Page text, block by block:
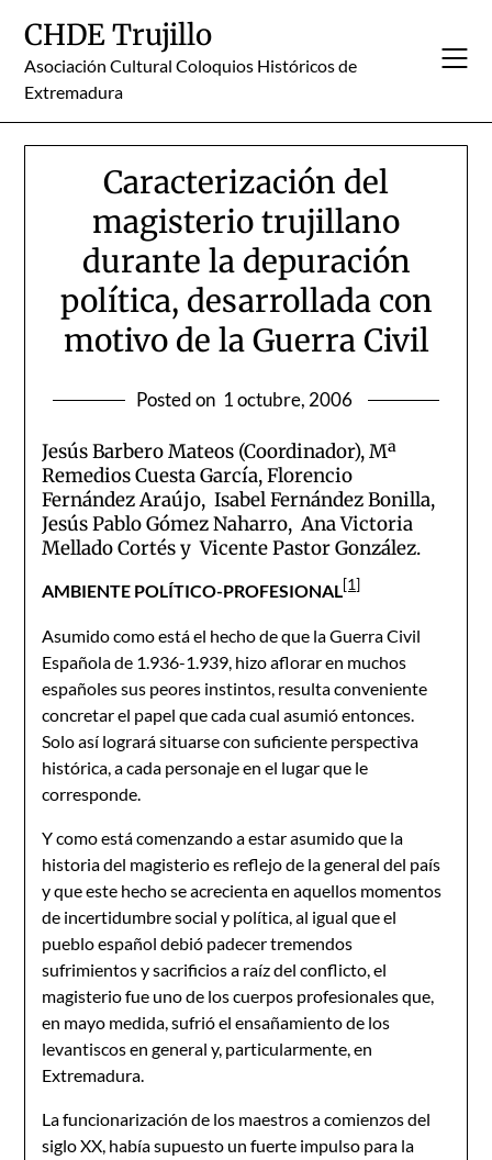
content
CHDE Trujillo
Asociación Cultural Coloquios Históricos de
Extremadura
Caracterización del
magisterio trujillano
durante la depuración
política, desarrollada con
motivo de la Guerra Civil
Posted on 1 octubre, 2006
Jesús Barbero Mateos (Coordinador), Mª
Remedios Cuesta García, Florencio
Fernández Araújo, Isabel Fernández Bonilla,
Jesús Pablo Gómez Naharro, Ana Victoria
Mellado Cortés y Vicente Pastor González.
AMBIENTE POLÍTICO-PROFESIONAL[1]
Asumido como está el hecho de que la Guerra Civil
Española de 1.936-1.939, hizo aflorar en muchos
españoles sus peores instintos, resulta conveniente
concretar el papel que cada cual asumió entonces.
Solo así logrará situarse con suficiente perspectiva
histórica, a cada personaje en el lugar que le
corresponde.
Y como está comenzando a estar asumido que la
historia del magisterio es reflejo de la general del país
y que este hecho se acrecienta en aquellos momentos
de incertidumbre social y política, al igual que el
pueblo español debió padecer tremendos
sufrimientos y sacrificios a raíz del conflicto, el
magisterio fue uno de los cuerpos profesionales que,
en mayo medida, sufrió el ensañamiento de los
levantiscos en general y, particularmente, en
Extremadura.
La funcionarización de los maestros a comienzos del
siglo XX, había supuesto un fuerte impulso para la